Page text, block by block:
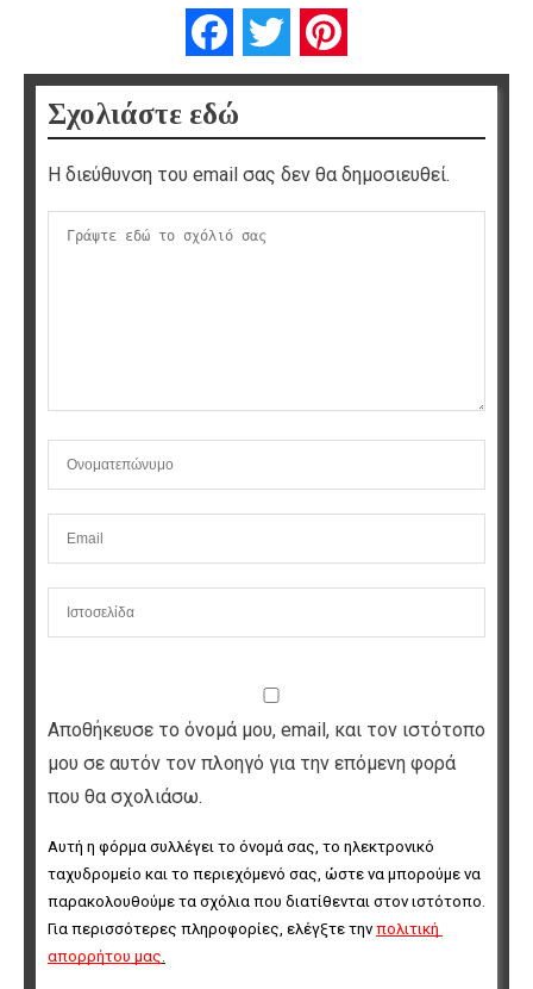
FacebookTwitter
Σχολιάστε εδώ
Η διεύθυνση του email σας δεν θα δημοσιευθεί.
Αποθήκευσε το όνομά μου, email, και τον ιστότοπο
μου σε αυτόν τον πλοηγό για την επόμενη φορά
που θα σχολιάσω.
Αυτή η φόρμα συλλέγει το όνομά σας, το ηλεκτρονικό
ταχυδρομείο και το περιεχόμενό σας, ώστε να μπορούμε να
παρακολουθούμε τα σχόλια που διατίθενται στον ιστότοπο.
Για περισσότερες πληροφορίες, ελέγξτε την πολιτική
απορρήτου μας.